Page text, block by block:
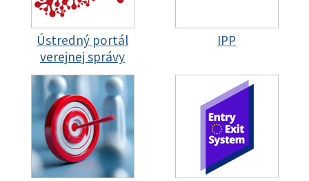
Ústredný portál
verejnej správy
IPP